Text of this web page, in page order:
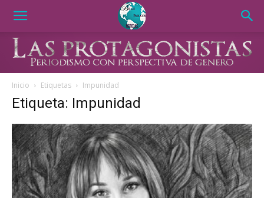
Inicio Etiquetas Impunidad
Etiqueta: Impunidad